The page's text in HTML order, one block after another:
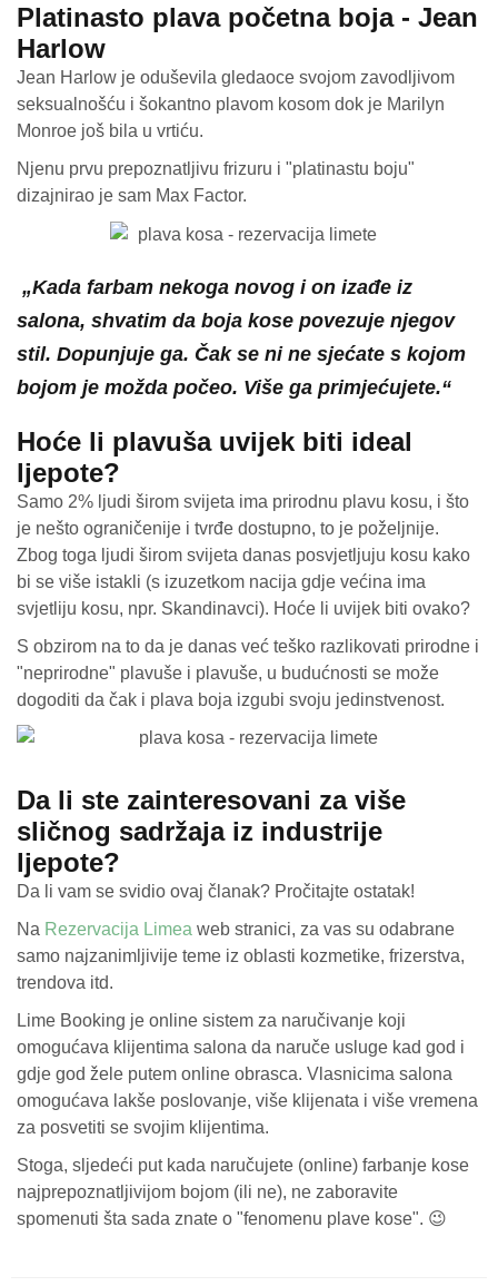
Platinasto plava početna boja - Jean
Harlow
Jean Harlow je oduševila gledaoce svojom zavodljivom
seksualnošću i šokantno plavom kosom dok je Marilyn
Monroe još bila u vrtiću.
Njenu prvu prepoznatljivu frizuru i "platinastu boju"
dizajnirao je sam Max Factor.
„Kada farbam nekoga novog i on izađe iz
salona, shvatim da boja kose povezuje njegov
stil. Dopunjuje ga. Čak se ni ne sjećate s kojom
bojom je možda počeo. Više ga primjećujete.“
Hoće li plavuša uvijek biti ideal
ljepote?
Samo 2% ljudi širom svijeta ima prirodnu plavu kosu, i što
je nešto ograničenije i tvrđe dostupno, to je poželjnije.
Zbog toga ljudi širom svijeta danas posvjetljuju kosu kako
bi se više istakli (s izuzetkom nacija gdje većina ima
svjetliju kosu, npr. Skandinavci). Hoće li uvijek biti ovako?
S obzirom na to da je danas već teško razlikovati prirodne i
"neprirodne" plavuše i plavuše, u budućnosti se može
dogoditi da čak i plava boja izgubi svoju jedinstvenost.
Da li ste zainteresovani za više
sličnog sadržaja iz industrije
ljepote?
Da li vam se svidio ovaj članak? Pročitajte ostatak!
Na Rezervacija Limea web stranici, za vas su odabrane
samo najzanimljivije teme iz oblasti kozmetike, frizerstva,
trendova itd.
Lime Booking je online sistem za naručivanje koji
omogućava klijentima salona da naruče usluge kad god i
gdje god žele putem online obrasca. Vlasnicima salona
omogućava lakše poslovanje, više klijenata i više vremena
za posvetiti se svojim klijentima.
Stoga, sljedeći put kada naručujete (online) farbanje kose
najprepoznatljivijom bojom (ili ne), ne zaboravite
spomenuti šta sada znate o "fenomenu plave kose". 😉